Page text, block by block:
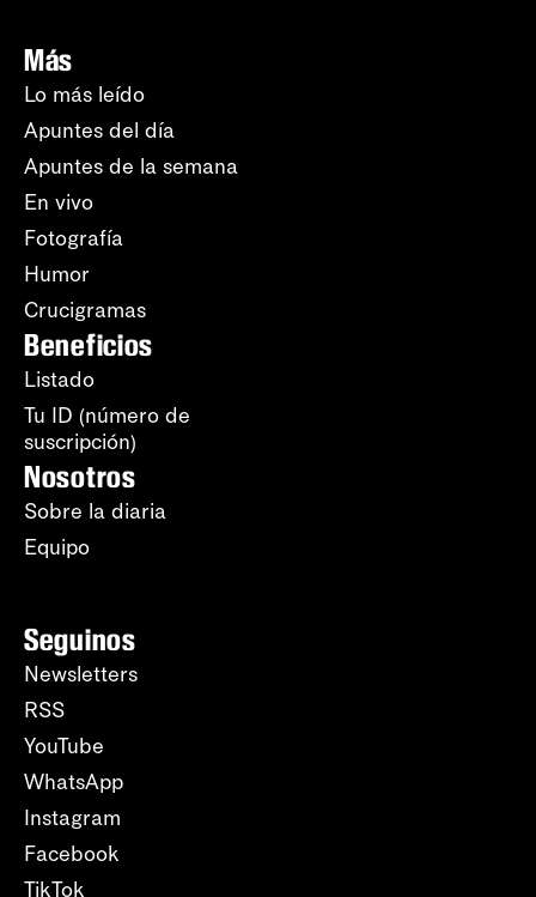
Más
Lo más leído
Apuntes del día
Apuntes de la semana
En vivo
Fotografía
Humor
Crucigramas
Beneficios
Listado
Tu ID (número de
suscripción)
Nosotros
Sobre la diaria
Equipo
Seguinos
Newsletters
RSS
YouTube
WhatsApp
Instagram
Facebook
TikTok